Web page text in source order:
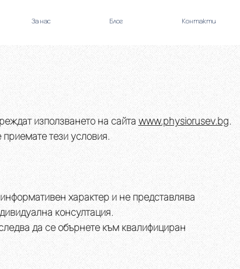
За нас Блог Контакти
използването на сайтаwww.physiorusev.bg.
тези условия.
характер и не представлява
консултация.
да се обърнете към квалифициран